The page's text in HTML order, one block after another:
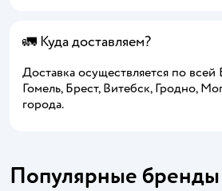
🚛 Куда доставляем?
Доставка осуществляется по
Гомель, Брест, Витебск, Гродно,
города.
Популярные бренды